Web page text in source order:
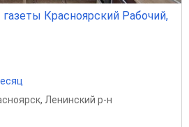
Красноярский Рабочий,
, Ленинский р-н